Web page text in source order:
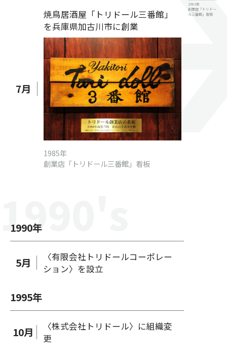
7月
焼鳥居酒屋「トリドール三番館」
を兵庫県加古川市に創業
1985年
創業店「トリドール三番館」看板
1985年
創業店「トリドー
ル三番館」看板
1990
1990年
5月
〈有限会社トリドールコーポレー
ション〉を設立
1995年
10月
〈株式会社トリドール〉に組織変
更